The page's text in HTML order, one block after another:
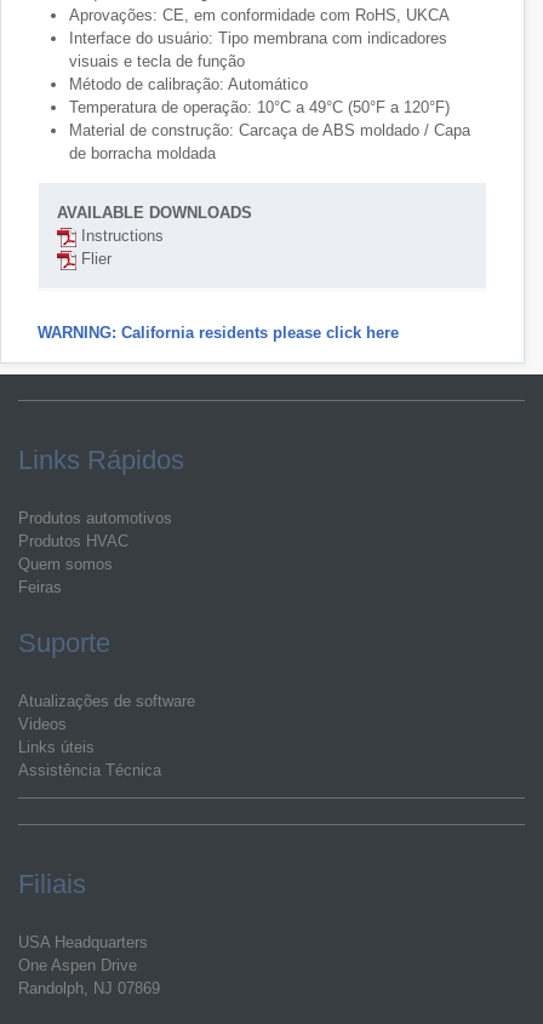
Aprovações: CE, em conformidade com RoHS, UKCA
Interface do usuário: Tipo membrana com indicadores
visuais e tecla de função
Método de calibração: Automático
Temperatura de operação: 10°C a 49°C (50°F a 120°F)
Material de construção: Carcaça de ABS moldado / Capa
de borracha moldada
AVAILABLE DOWNLOADS
Instructions
Flier
WARNING: California residents please click here
Links Rápidos
Produtos automotivos
Produtos HVAC
Quem somos
Feiras
Suporte
Atualizações de software
Videos
Links úteis
Assistência Técnica
Filiais
USA Headquarters
One Aspen Drive
Randolph, NJ 07869